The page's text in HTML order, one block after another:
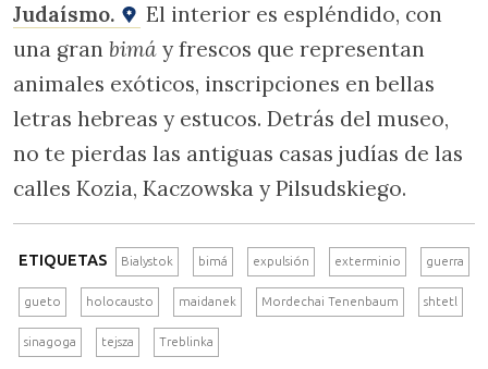
Judaísmo.
El interior es espléndido, con
una gran bimá y frescos que representan
animales exóticos, inscripciones en bellas
letras hebreas y estucos. Detrás del museo,
no te pierdas las antiguas casas judías de las
calles Kozia, Kaczowska y Pilsudskiego.
ETIQUETAS Bialystok bimá expulsión exterminio guerra
gueto holocausto maidanek Mordechai Tenenbaum shtetl
sinagoga tejsza Treblinka